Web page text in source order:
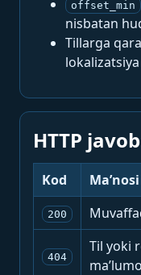
offset_min
nisbatan
Tillarga
HTTP
Kod Ma’nosi
200
404
Til yoki